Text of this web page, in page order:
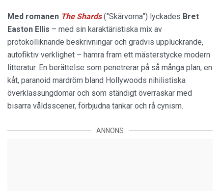
Med romanen The Shards(”Skärvorna”) lyckades Bret
Easton Ellis – med sin karaktäristiska mix av
protokolliknande beskrivningar och gradvis uppluckrande,
autofiktiv verklighet – hamra fram ett mästerstycke modern
litteratur. En berättelse som penetrerar på så många plan; en
kåt, paranoid mardröm bland Hollywoods nihilistiska
överklassungdomar och som ständigt överraskar med
bisarra våldsscener, förbjudna tankar och rå cynism.
ANNONS